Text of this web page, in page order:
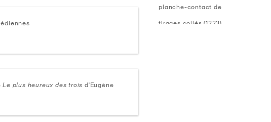
Le plus heureux des trois d'Eugène
planche-contact de
tirages collés (1223)